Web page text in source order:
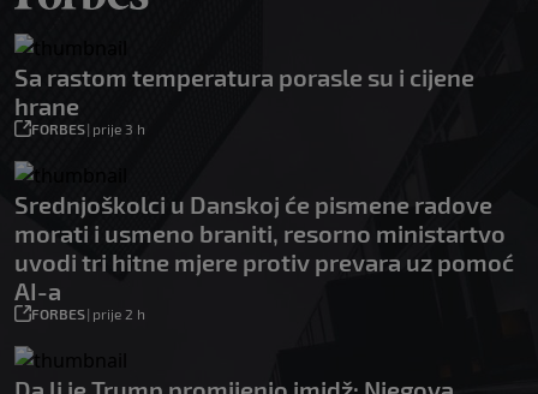
Sa rastom temperatura porasle su i cijene
hrane
FORBES| prije 3 h
Srednjoškolci u Danskoj će pismene radove
morati i usmeno braniti, resorno ministartvo
uvodi tri hitne mjere protiv prevara uz pomoć
AI-a
FORBES| prije 2 h